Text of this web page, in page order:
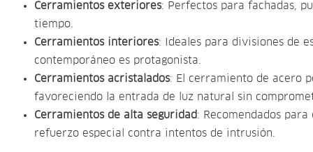
Cerramientos exteriores: Perfectos para fachadas,
tiempo.
Cerramientos interiores: Ideales para divisiones de
contemporáneo es protagonista.
Cerramientos acristalados: El cerramiento de acero
favoreciendo la entrada de luz natural sin
Cerramientos de alta seguridad: Recomendados
refuerzo especial contra intentos de intrusión.